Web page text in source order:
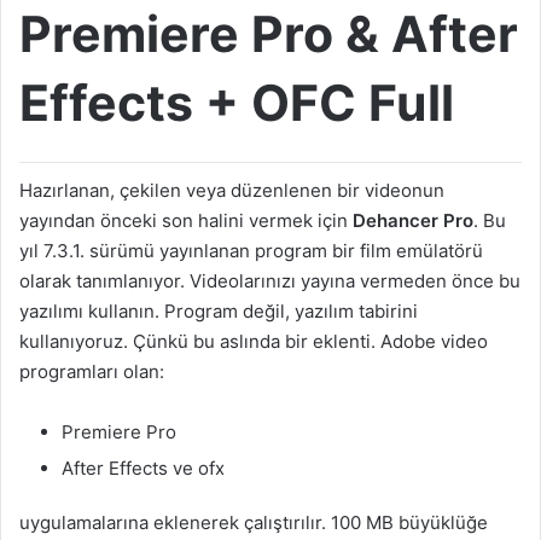
Premiere Pro & After
Effects + OFC Full
Hazırlanan, çekilen veya düzenlenen bir videonun
yayından önceki son halini vermek için Dehancer Pro. Bu
yıl 7.3.1. sürümü yayınlanan program bir film emülatörü
olarak tanımlanıyor. Videolarınızı yayına vermeden önce bu
yazılımı kullanın. Program değil, yazılım tabirini
kullanıyoruz. Çünkü bu aslında bir eklenti. Adobe video
programları olan:
Premiere Pro
After Effects ve ofx
uygulamalarına eklenerek çalıştırılır. 100 MB büyüklüğe